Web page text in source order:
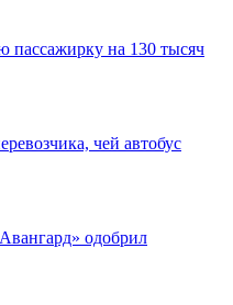
пассажирку на 130 тысяч
чей автобус
одобрил